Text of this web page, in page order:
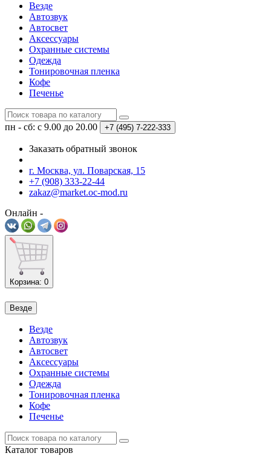
Везде
Автозвук
Автосвет
Аксессуары
Охранные системы
Одежда
Тонировочная пленка
Кофе
Печенье
пн - сб: с 9.00 до 20.00 +7 (495) 7-222-333
Заказать обратный звонок
г. Москва, ул. Поварская, 15
+7 (908) 333-22-44
zakaz@market.oc-mod.ru
Онлайн -
Корзина: 0
Везде
Везде
Автозвук
Автосвет
Аксессуары
Охранные системы
Одежда
Тонировочная пленка
Кофе
Печенье
Каталог товаров